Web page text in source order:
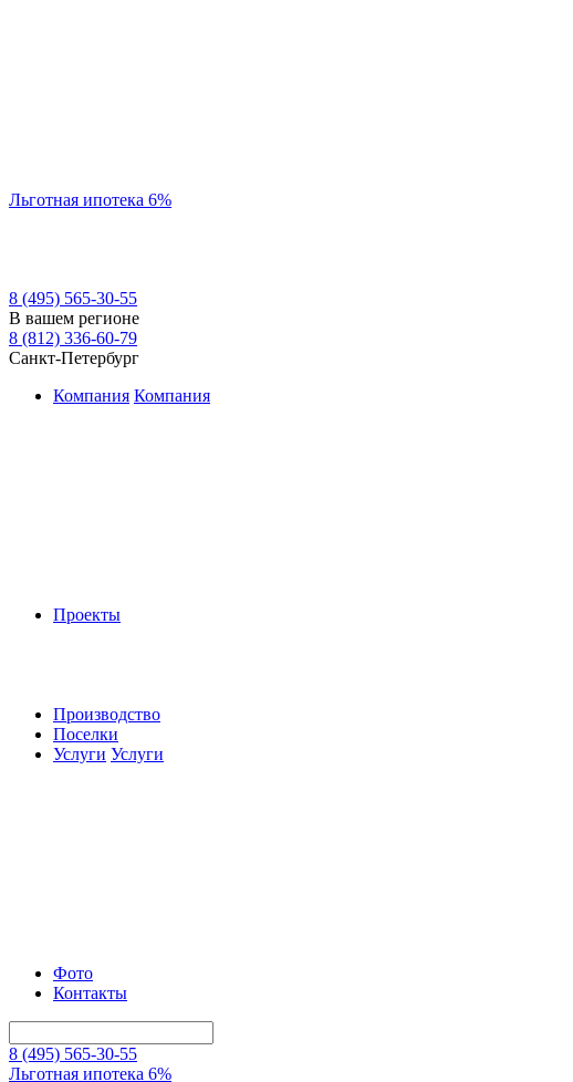
Льготная ипотека 6%
8 (495) 565-30-55
В вашем регионе
8 (812) 336-60-79
Санкт-Петербург
Компания Компания
Проекты
Производство
Поселки
Услуги Услуги
Фото
Контакты
8 (495) 565-30-55
Льготная ипотека 6%